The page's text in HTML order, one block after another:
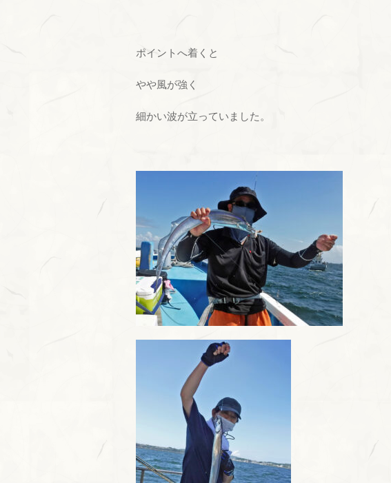
ポイントへ着くと
やや風が強く
細かい波が立っていました。